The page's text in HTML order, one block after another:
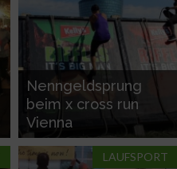
Nenngeldsprung
beim x cross run
Vienna
LAUFSPORT